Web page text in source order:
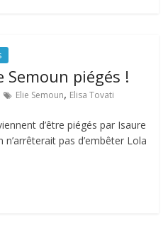
Semoun piégés !
Elie Semoun, Elisa Tovati
d’être piégés par Isaure
n’arrêterait pas d’embêter Lola